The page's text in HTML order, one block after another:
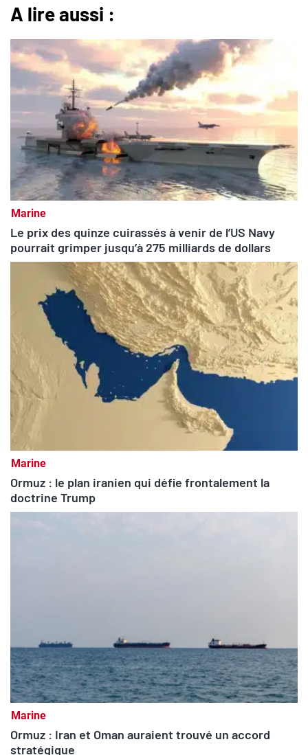
A lire aussi :
Marine
Le prix des quinze cuirassés à venir de l’US Navy
pourrait grimper jusqu’à 275 milliards de dollars
Marine
Ormuz : le plan iranien qui défie frontalement la
doctrine Trump
Marine
Ormuz : Iran et Oman auraient trouvé un accord
stratégique